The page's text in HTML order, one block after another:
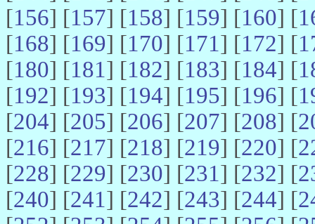
[156] [157] [158] [159] [160] [
[168] [169] [170] [171] [172] [
[180] [181] [182] [183] [184] [
[192] [193] [194] [195] [196] [
[204] [205] [206] [207] [208] [
[216] [217] [218] [219] [220] [
[228] [229] [230] [231] [232] [
[240] [241] [242] [243] [244] [